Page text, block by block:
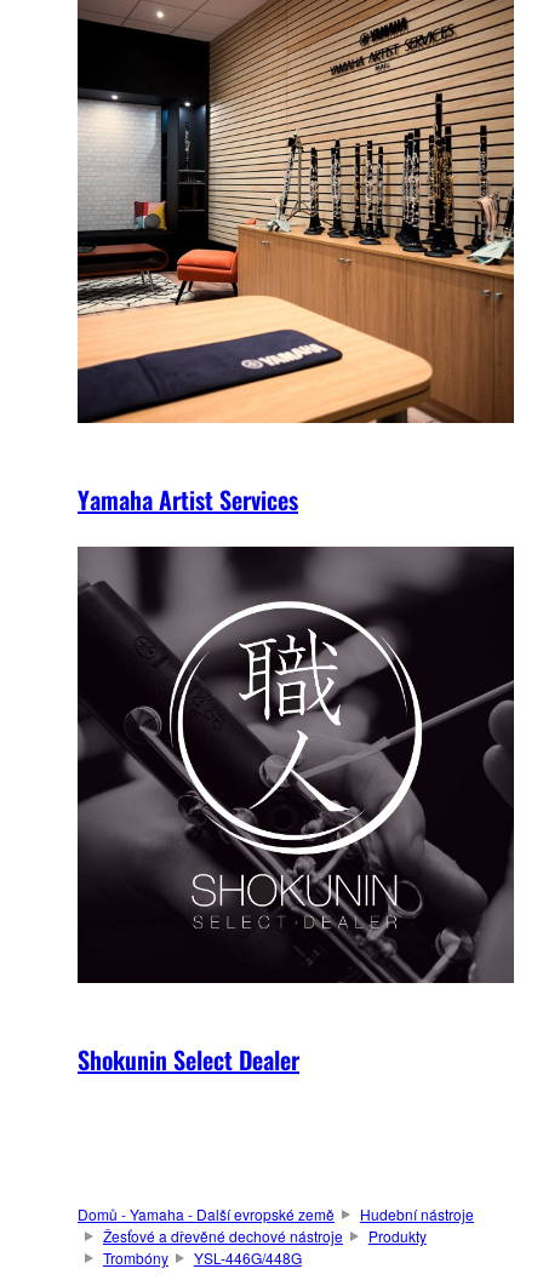
Yamaha Artist Services
Shokunin Select Dealer
Domů - Yamaha - Další evropské země
Hudební nástroje
Žesťové a dřevěné dechové nástroje
Produkty
Trombóny
YSL-446G/448G